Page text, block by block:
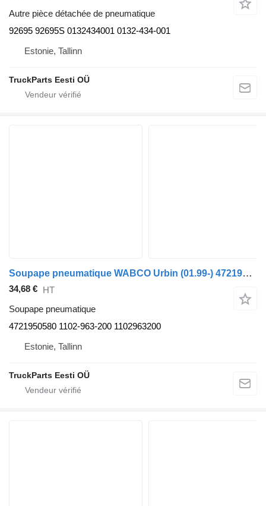
Autre pièce détachée de pneumatique
92695 92695S 0132434001 0132-434-001
Estonie, Tallinn
TruckParts Eesti OÜ
Soupape pneumatique WABCO Urbin (01.99-) 4721950580 pour bus Solaris Urbino, Alpino, Vacanza (1999-)
34,68 € HT
Soupape pneumatique
4721950580 1102-963-200 1102963200
Estonie, Tallinn
TruckParts Eesti OÜ